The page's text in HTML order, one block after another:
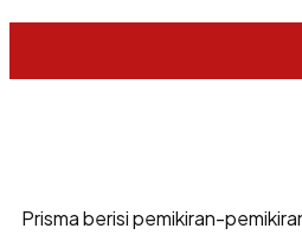
Prisma berisi pemikiran-